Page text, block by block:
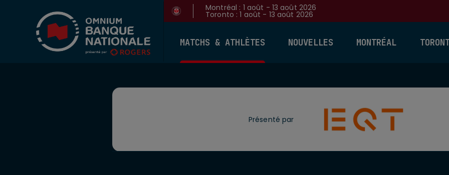
Montréal : 1 août - 13 août 2026
Toronto : 1 août - 13 août 2026
MATCHS & ATHLÈTES NOUVELLES MONTRÉAL
Présenté par